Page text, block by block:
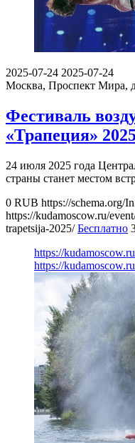
2025-07-24 2025-07-24
Москва, Проспект Мира,
Фестиваль
«Трапеция»
24 июля 2025 года
страны станет местом
0 RUB https://schema.org/
https://kudamoscow.ru/
trapetsija-2025/ Бесплатно
https://
https://